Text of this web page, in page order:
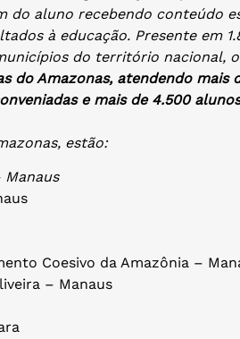
do aluno recebendo conteúdo
à educação. Presente em
do território nacional,
do Amazonas, atendendo mais
e mais de 4.500
estão:
Manaus
Coesivo da Amazônia –
– Manaus